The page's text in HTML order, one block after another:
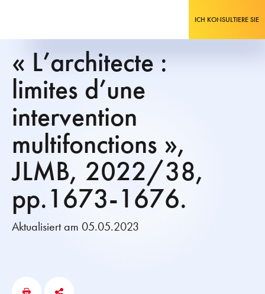
ICH KONSULTIERE SIE
« L’architecte :
limites d’une
intervention
multifonctions »,
JLMB, 2022/38,
pp.1673-1676.
Aktualisiert am 05.05.2023